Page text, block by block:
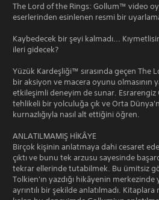
The Lord of the Rings: Gollum™ video
eserlerinden esinlenen resmi bir
Kaybedecek bir şeyi kalmadı...
ileri gidecek?
Yüzük Kardeşliği™ sırasında geçen The
bir aksiyon ve macera oyunu olmasının
etkileşimli deneyim de sunar.
tehlikeli bir yolculuğa çık ve Orta
kurnazlığıyla nasıl alt ettiğini öğren.
ANLATILMAMIŞ HİKÂYE
Birçok kişinin anlatmaya dahi cesaret
çıktı ve bunu tek arzusu sayesinde
tekrar ellerinde tutabilmek. Bu ümitsiz
Tolkien'ın yazdığı hikâyenin
ayrıntılı bir şekilde anlatılmadı.